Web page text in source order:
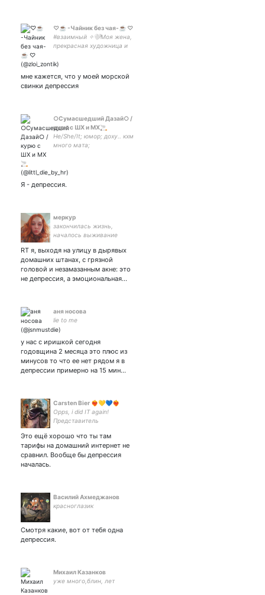
♡☕ -Чайник без чая-☕ ♡
#взаимный ✧🤍Моя жена,
прекрасная художница и
°✦ ⁺ . ₊ ︵‿୨♡୧‿︵ ₊ . ⁺ ✦ ° .
мне кажется, что у моей морской
свинки депрессия
○Сумасшедший Дазай○ /
курю с ШХ и МХ🚬
He/She/It; юмор; доху.. кхм
много мата;
ебобо с комплексами и
уродов. Развлекайтесь)
Я - депрессия.
меркур
закончилась жизнь,
началось выживание
RT я, выходя на улицу в дырявых
домашних штанах, с грязной
головой и незамазанным акне: это
не депрессия, а эмоциональная…
аня носова
lie to me
у нас с иришкой сегодня
годовщина 2 месяца это плюс из
минусов то что ее нет рядом я в
депрессии примерно на 15 мин…
Carsten Bier ❤️‍🔥💛💙❤️‍🔥
Opps, i did IT again!
Представитель
Евангелист. Раб своего
кота.
Это ещё хорошо что ты там
тарифы на домашний интернет не
сравнил. Вообще бы депрессия
началась.
Василий Ахмеджанов
красноглазик
Смотря какие, вот от тебя одна
депрессия.
Михаил Казанков
уже много,блин, лет